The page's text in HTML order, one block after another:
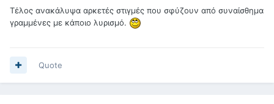
Τέλος ανακάλυψα αρκετές στιγμές που σφύζουν από συναίσθημα
γραμμένες με κάποιο λυρισμό.
Quote